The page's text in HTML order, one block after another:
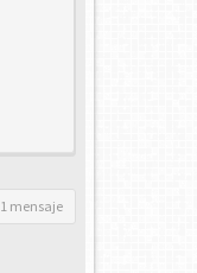
1 mensaje